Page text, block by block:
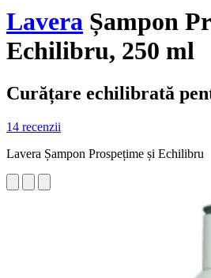
Lavera Șampon
Echilibru, 250 ml
Curățare echilibrată
14 recenzii
Lavera Șampon Prospețime și Echilibru